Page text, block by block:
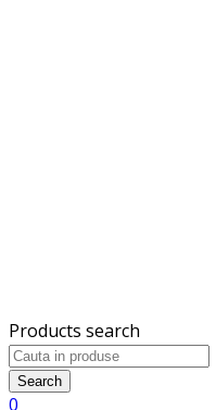
Products search
Search
0